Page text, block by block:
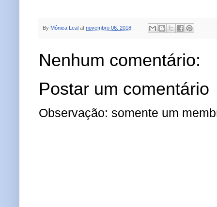
By Mônica Leal at novembro 06, 2018
Nenhum comentário:
Postar um comentário
Observação: somente um